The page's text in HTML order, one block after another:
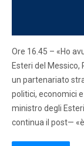
Ore 16.45 – «Ho
Esteri del Messico,
un partenariato
politici, economici
ministro degli
continua il post—